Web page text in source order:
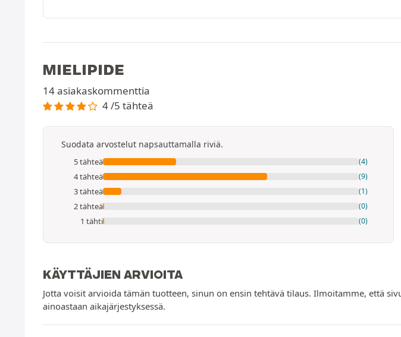
MIELIPIDE
14 asiakaskommenttia
4 /5 tähteä
Suodata arvostelut napsauttamalla riviä.
5 tähteä (4)
4 tähteä (9)
3 tähteä (1)
2 tähteä (0)
1 tähti (0)
KÄYTTÄJIEN ARVIOITA
Jotta voisit arvioida tämän tuotteen, sinun on ensin tehtävä tilaus. Ilmoitamme, että
ainoastaan aikajärjestyksessä.